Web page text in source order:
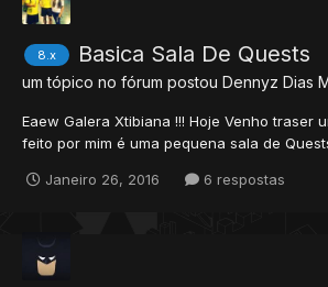
8.x Basica Sala De Quests
um tópico no fórum postou Dennyz Dias
Eaew Galera Xtibiana !!! Hoje Venho traser
feito por mim é uma pequena sala de
comentarios oque acharão! Fis no RME
Janeiro 26, 2016 6 respostas